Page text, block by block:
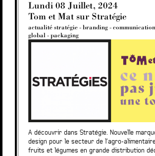
Lundi 08 Juillet, 2024
Tom et Mat sur Stratégie
actualité stratégie - branding - communication
global - packaging
A découvrir dans Stratégie. Nouvelle
design pour le secteur de l’agro-
fruits et légumes en grande distribution